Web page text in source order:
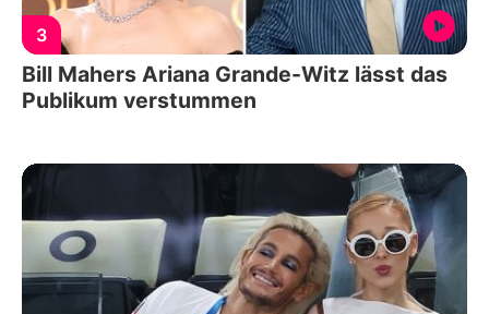
3
Bill Mahers Ariana Grande-Witz lässt das
Publikum verstummen